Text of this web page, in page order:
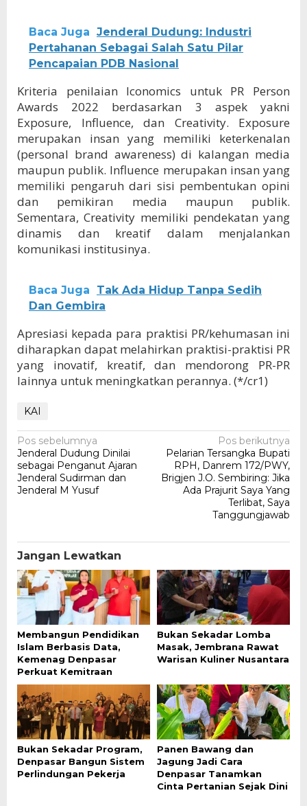
Baca Juga Jenderal Dudung: Industri
Pertahanan Sebagai Salah Satu Pilar
Pencapaian PDB Nasional
Kriteria penilaian Iconomics untuk PR Person
Awards 2022 berdasarkan 3 aspek yakni
Exposure, Influence, dan Creativity. Exposure
merupakan insan yang memiliki keterkenalan
(personal brand awareness) di kalangan media
maupun publik. Influence merupakan insan yang
memiliki pengaruh dari sisi pembentukan opini
dan pemikiran media maupun publik.
Sementara, Creativity memiliki pendekatan yang
dinamis dan kreatif dalam menjalankan
komunikasi institusinya.
Baca Juga
Tak Ada Hidup Tanpa Sedih
Dan Gembira
Apresiasi kepada para praktisi PR/kehumasan ini
diharapkan dapat melahirkan praktisi-praktisi PR
yang inovatif, kreatif, dan mendorong PR-PR
lainnya untuk meningkatkan perannya. (*/cr1)
KAI
Navigasi
pos
Pos sebelumnya
Jenderal Dudung Dinilai
sebagai Penganut Ajaran
Jenderal Sudirman dan
Jenderal M Yusuf
Pos berikutnya
Pelarian Tersangka Bupati
RPH, Danrem 172/PWY,
Brigjen J.O. Sembiring: Jika
Ada Prajurit Saya Yang
Terlibat, Saya
Tanggungjawab
Jangan Lewatkan
Membangun Pendidikan
Islam Berbasis Data,
Kemenag Denpasar
Perkuat Kemitraan
Bukan Sekadar Lomba
Masak, Jembrana Rawat
Warisan Kuliner Nusantara
Bukan Sekadar Program,
Denpasar Bangun Sistem
Perlindungan Pekerja
Panen Bawang dan
Jagung Jadi Cara
Denpasar Tanamkan
Cinta Pertanian Sejak Dini